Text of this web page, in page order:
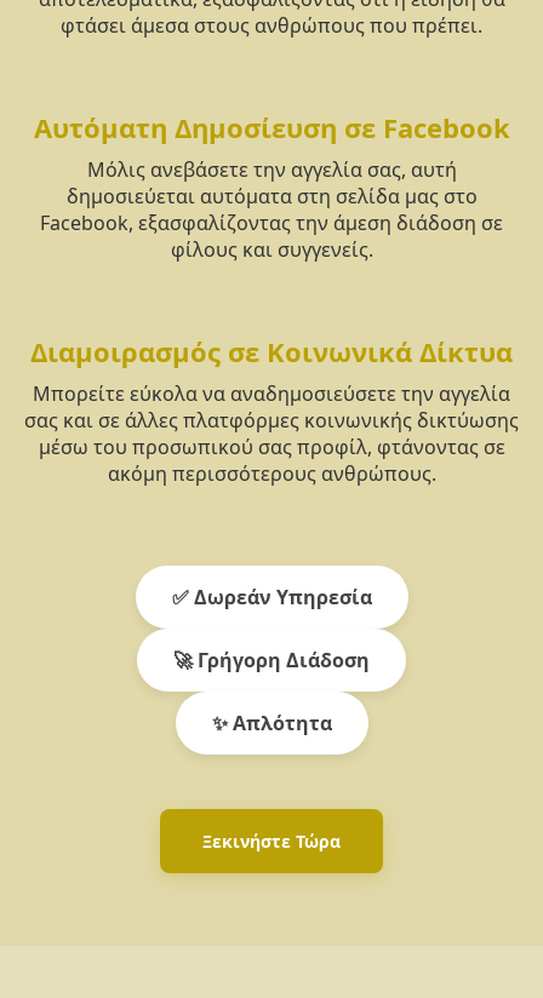
φτάσει άμεσα στους ανθρώπους που πρέπει.
Αυτόματη Δημοσίευση σε Facebook
Μόλις ανεβάσετε την αγγελία σας, αυτή
δημοσιεύεται αυτόματα στη σελίδα μας στο
Facebook, εξασφαλίζοντας την άμεση διάδοση σε
φίλους και συγγενείς.
Διαμοιρασμός σε Κοινωνικά Δίκτυα
Μπορείτε εύκολα να αναδημοσιεύσετε την αγγελία
σας και σε άλλες πλατφόρμες κοινωνικής δικτύωσης
μέσω του προσωπικού σας προφίλ, φτάνοντας σε
ακόμη περισσότερους ανθρώπους.
✅ Δωρεάν Υπηρεσία
🚀 Γρήγορη Διάδοση
✨ Απλότητα
Ξεκινήστε Τώρα